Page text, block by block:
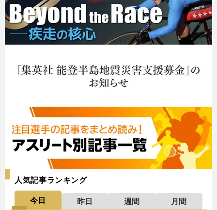
人気記事ランキング
今日 昨日 週間
月間